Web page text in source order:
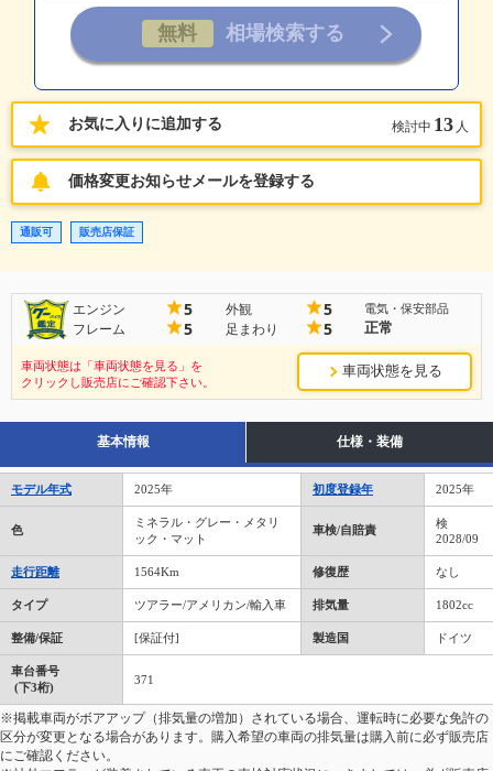
お気に入りに追加する 検討中 13 人
価格変更お知らせメールを登録する
通販可 販売店保証
エンジン 5 外観 5
フレーム 5 足まわり 5
電気・保安部品
正常
車両状態は「車両状態を見る」を
クリックし販売店にご確認下さい。
車両状態を見る
基本情報 仕様・装備
モデル年式 2025年 初度登録年 2025年
色
ミネラル・グレー・メタリ
ック・マット
車検/自賠責
検
2028/09
走行距離 1564Km 修復歴 なし
タイプ ツアラー/アメリカン/輸入車 排気量 1802cc
整備/保証 [保証付] 製造国 ドイツ
車台番号
(下3桁)
371
※掲載車両がボアアップ（排気量の増加）されている場合、運転時に必要な免許の
区分が変更となる場合があります。購入希望の車両の排気量は購入前に必ず販売店
にご確認ください。